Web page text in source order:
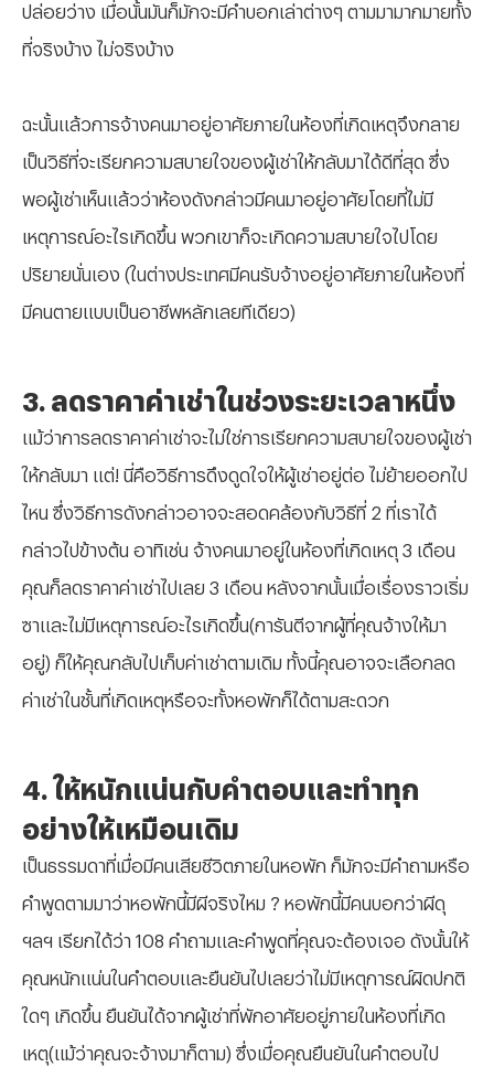
ปล่อยว่าง เมื่อนั้นมันก็มักจะมีคำบอกเล่าต่างๆ ตามมามากมายทั้ง
ที่จริงบ้าง ไม่จริงบ้าง
ฉะนั้นแล้วการจ้างคนมาอยู่อาศัยภายในห้องที่เกิดเหตุจึงกลาย
เป็นวิธีที่จะเรียกความสบายใจของผู้เช่าให้กลับมาได้ดีที่สุด ซึ่ง
พอผู้เช่าเห็นแล้วว่าห้องดังกล่าวมีคนมาอยู่อาศัยโดยที่ไม่มี
เหตุการณ์อะไรเกิดขึ้น พวกเขาก็จะเกิดความสบายใจไปโดย
ปริยายนั่นเอง (ในต่างประเทศมีคนรับจ้างอยู่อาศัยภายในห้องที่
มีคนตายแบบเป็นอาชีพหลักเลยทีเดียว)
3. ลดราคาค่าเช่าในช่วงระยะเวลาหนึ่ง
แม้ว่าการลดราคาค่าเช่าจะไม่ใช่การเรียกความสบายใจของผู้เช่า
ให้กลับมา แต่! นี่คือวิธีการดึงดูดใจให้ผู้เช่าอยู่ต่อ ไม่ย้ายออกไป
ไหน ซึ่งวิธีการดังกล่าวอาจจะสอดคล้องกับวิธีที่ 2 ที่เราได้
กล่าวไปข้างต้น อาทิเช่น จ้างคนมาอยู่ในห้องที่เกิดเหตุ 3 เดือน
คุณก็ลดราคาค่าเช่าไปเลย 3 เดือน หลังจากนั้นเมื่อเรื่องราวเริ่ม
ซาและไม่มีเหตุการณ์อะไรเกิดขึ้น(การันตีจากผู้ที่คุณจ้างให้มา
อยู่) ก็ให้คุณกลับไปเก็บค่าเช่าตามเดิม ทั้งนี้คุณอาจจะเลือกลด
ค่าเช่าในชั้นที่เกิดเหตุหรือจะทั้งหอพักก็ได้ตามสะดวก
4. ให้หนักแน่นกับคำตอบและทำทุก
อย่างให้เหมือนเดิม
เป็นธรรมดาที่เมื่อมีคนเสียชีวิตภายในหอพัก ก็มักจะมีคำถามหรือ
คำพูดตามมาว่าหอพักนี้มีผีจริงไหม ? หอพักนี้มีคนบอกว่าผีดุ
ฯลฯ เรียกได้ว่า 108 คำถามและคำพูดที่คุณจะต้องเจอ ดังนั้นให้
คุณหนักแน่นในคำตอบและยืนยันไปเลยว่าไม่มีเหตุการณ์ผิดปกติ
ใดๆ เกิดขึ้น ยืนยันได้จากผู้เช่าที่พักอาศัยอยู่ภายในห้องที่เกิด
เหตุ(แม้ว่าคุณจะจ้างมาก็ตาม) ซึ่งเมื่อคุณยืนยันในคำตอบไป